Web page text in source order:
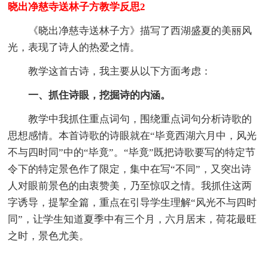
晓出净慈寺送林子方教学反思2
《晓出净慈寺送林子方》描写了西湖盛夏的美丽风
光，表现了诗人的热爱之情。
教学这首古诗，我主要从以下方面考虑：
一、抓住诗眼，挖掘诗的内涵。
教学中我抓住重点词句，围绕重点词句分析诗歌的
思想感情。本首诗歌的诗眼就在“毕竟西湖六月中，风光
不与四时同”中的“毕竟”。“毕竟”既把诗歌要写的特定节
令下的特定景色作了限定，集中在写“不同”，又突出诗
人对眼前景色的由衷赞美，乃至惊叹之情。我抓住这两
字诱导，提挈全篇，重点在引导学生理解“风光不与四时
同”，让学生知道夏季中有三个月，六月居末，荷花最旺
之时，景色尤美。